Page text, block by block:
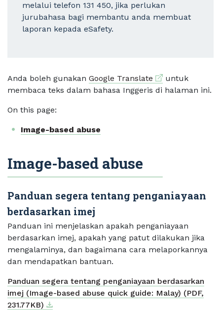
melalui telefon 131 450, jika perlukan
jurubahasa bagi membantu anda membuat
laporan kepada eSafety.
Anda boleh gunakan Google Translate External link
untuk
membaca teks dalam bahasa Inggeris di halaman ini.
On this page:
Image-based abuse
Image-based abuse
Panduan segera tentang penganiayaan
berdasarkan imej
Panduan ini menjelaskan apakah penganiayaan
berdasarkan imej, apakah yang patut dilakukan jika
mengalaminya, dan bagaimana cara melaporkannya
dan mendapatkan bantuan.
Panduan segera tentang penganiayaan berdasarkan
imej (Image-based abuse quick guide: Malay) (PDF,
231.77KB) Download
External link